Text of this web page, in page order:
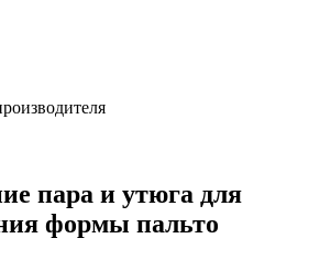
пара и утюга для
формы пальто